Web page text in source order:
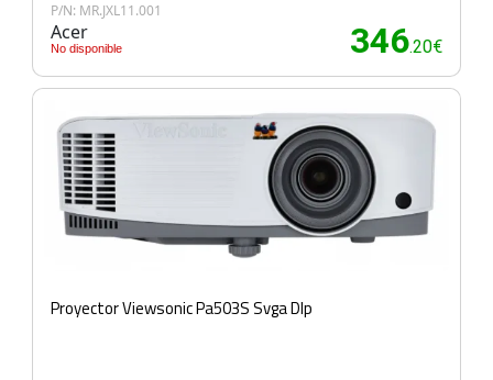
P/N: MR.JXL11.001
Acer
No disponible 346.20€
Proyector Viewsonic Pa503S Svga Dlp